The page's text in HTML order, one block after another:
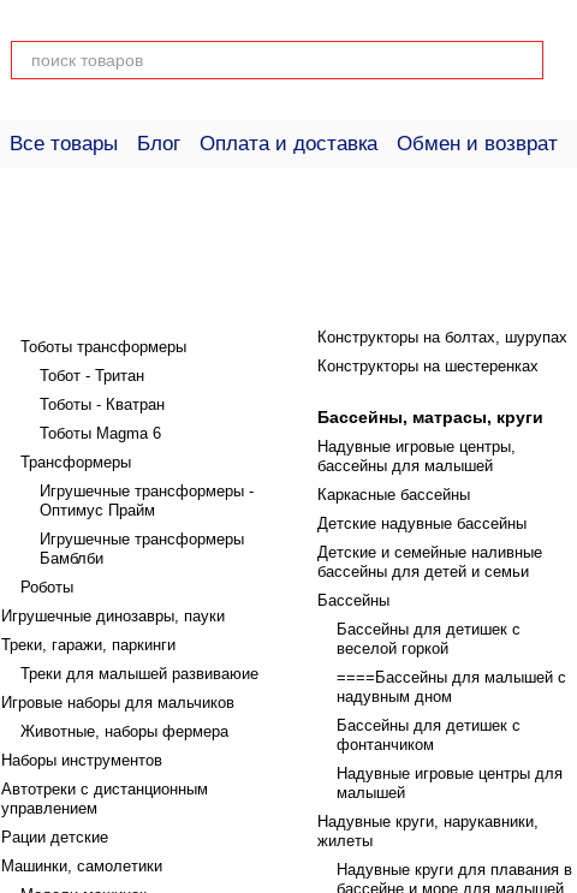
Все товары Блог Оплата и доставка Обмен и возврат
Тоботы трансформеры
Тобот - Тритан
Тоботы - Кватран
Тоботы Magma 6
Трансформеры
Игрушечные трансформеры -
Оптимус Прайм
Игрушечные трансформеры
Бамблби
Роботы
Игрушечные динозавры, пауки
Треки, гаражи, паркинги
Треки для малышей развиваюие
Игровые наборы для мальчиков
Животные, наборы фермера
Наборы инструментов
Автотреки с дистанционным
управлением
Рации детские
Машинки, самолетики
Конструкторы на болтах, шурупах
Конструкторы на шестеренках
Бассейны, матрасы, круги
Надувные игровые центры,
бассейны для малышей
Каркасные бассейны
Детские надувные бассейны
Детские и семейные наливные
бассейны для детей и семьи
Бассейны
Бассейны для детишек с
веселой горкой
====Бассейны для малышей с
надувным дном
Бассейны для детишек с
фонтанчиком
Надувные игровые центры для
малышей
Надувные круги, нарукавники,
жилеты
Надувные круги для плавания в
бассейне и море для малышей